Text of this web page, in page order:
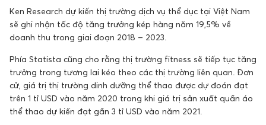
Ken Research dự kiến thị trường dịch vụ thể dục tại Việt Nam
sẽ ghi nhận tốc độ tăng trưởng kép hàng năm 19,5% về
doanh thu trong giai đoạn 2018 – 2023.
Phía Statista cũng cho rằng thị trường fitness sẽ tiếp tục tăng
trưởng trong tương lai kéo theo các thị trường liên quan. Đơn
cử, giá trị thị trường dinh dưỡng thể thao được dự đoán đạt
trên 1 tỉ USD vào năm 2020 trong khi giá trị sản xuất quần áo
thể thao dự kiến đạt gần 3 tỉ USD vào năm 2021.